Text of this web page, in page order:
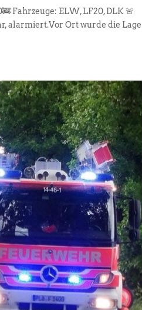
Fahrzeuge: ELW, LF20, DLK 🚨
alarmiert.Vor Ort wurde die Lage